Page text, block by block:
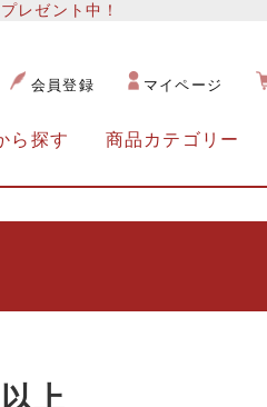
レゼント中！
会員登録 マイページ
ら探す 商品カテゴリー
上